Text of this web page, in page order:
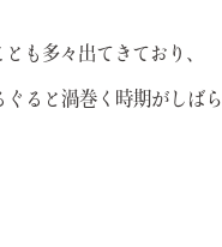
も多々出てきており、
ると渦巻く時期がしば